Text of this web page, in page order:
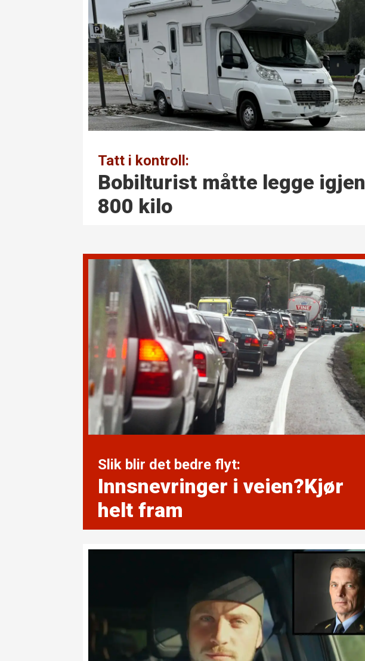
Tatt i kontroll:
Bobilturist måtte legge igjen
800 kilo
Slik blir det bedre flyt:
Innsnevringer i veien?Kjør
helt fram